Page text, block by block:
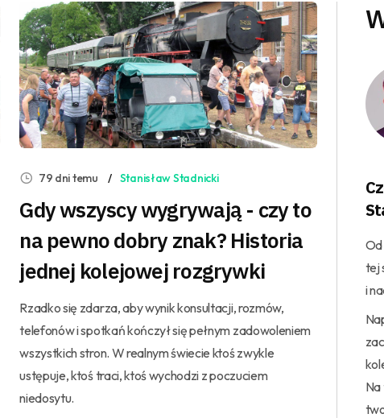
79 dni temu Stanisław Stadnicki
Gdy wszyscy wygrywają - czy to
na pewno dobry znak? Historia
jednej kolejowej rozgrywki
Rzadko się zdarza, aby wynik konsultacji, rozmów,
telefonów i spotkań kończył się pełnym zadowoleniem
wszystkich stron. W realnym świecie ktoś zwykle
ustępuje, ktoś traci, ktoś wychodzi z poczuciem
niedosytu.
Od
tej
i